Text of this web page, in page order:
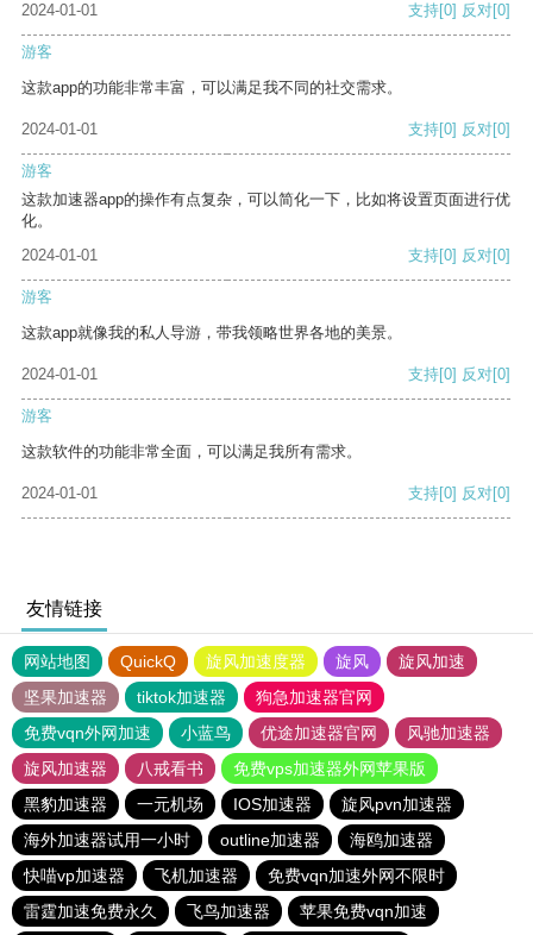
2024-01-01 支持[0] 反对[0]
游客
这款app的功能非常丰富，可以满足我不同的社交需求。
2024-01-01 支持[0] 反对[0]
游客
这款加速器app的操作有点复杂，可以简化一下，比如将设置页面进行优
化。
2024-01-01
支持[0] 反对[0]
游客
这款app就像我的私人导游，带我领略世界各地的美景。
2024-01-01 支持[0] 反对[0]
游客
这款软件的功能非常全面，可以满足我所有需求。
2024-01-01 支持[0] 反对[0]
友情链接
网站地图 QuickQ 旋风加速度器 旋风
旋风加速
坚果加速器
tiktok加速器
狗急加速器官网
免费vqn外网加速
小蓝鸟 优途加速器官网
风驰加速器
旋风加速器
八戒看书
免费vps加速器外网苹果版
黑豹加速器
一元机场 IOS加速器
旋风pvn加速器
海外加速器试用一小时
outline加速器
海鸥加速器
快喵vp加速器
飞机加速器
免费vqn加速外网不限时
雷霆加速免费永久
飞鸟加速器 苹果免费vqn加速